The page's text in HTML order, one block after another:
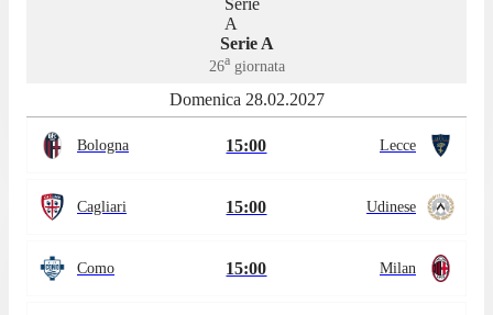
Serie A
26agiornata
Domenica 28.02.2027
Bologna 15:00 Lecce
Cagliari 15:00 Udinese
Como 15:00 Milan